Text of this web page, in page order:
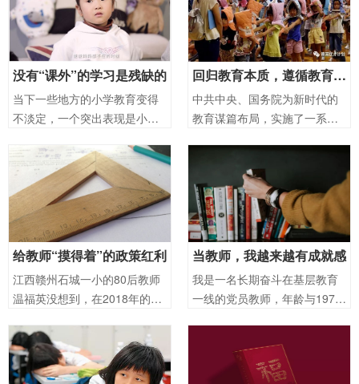
没有“课外”的学习是残缺的
当下一些地方的小学教育变得
不淡定，一个突出表现是小学
乎被安排得满满当当：在学校
上课五天，“家庭作业”往往要做
到晚上九点，想做点自己的
事，已经没有力气了。有些小
学，组织的活动多
回归教育本质，遵循教育规律
中共中央、国务院为新时代的
教育谋篇布局，实施了一系列
《教师教育振兴行动计划
（2018—2022年）》，深化师
德师风建设，实施师范生公费
教育制度，将教育
给教师“摸得着”的政策红利
江西赣州石城一小的80后教师
温福英没想到，在2018年的职
带头人及骨干教师身份，被优
先推荐到市里参加高级职称岗
位评聘。“要是搁在原来，又是
当教师，我越来越有成就感
我是一名长期奋斗在基层教育
一线的党员教师，年龄与1978
40年来，湖南省平江县由贫困
到2018年顺利脱贫摘帽，这一